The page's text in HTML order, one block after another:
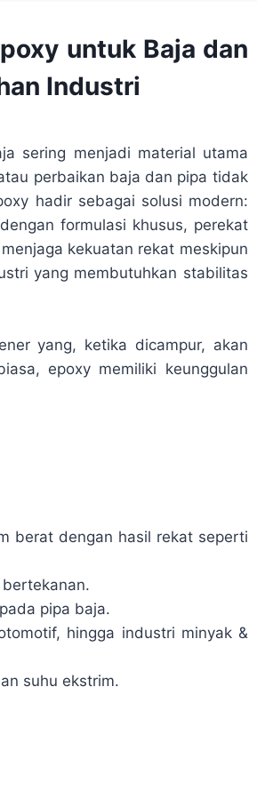
untuk Baja dan
Industri
sering menjadi material utama
perbaikan baja dan pipa tidak
hadir sebagai solusi modern:
formulasi khusus, perekat
kekuatan rekat meskipun
yang membutuhkan stabilitas
yang, ketika dicampur, akan
epoxy memiliki keunggulan
berat dengan hasil rekat seperti
pipa baja.
hingga industri minyak &
suhu ekstrim.